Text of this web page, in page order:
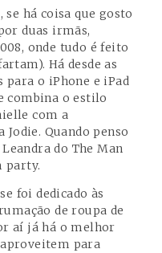
se há coisa que gosto
duas irmãs,
onde tudo é feito
Há desde as
para o iPhone e iPad
combina o estilo
com a
Quando penso
do The Man
party.
foi dedicado às
de roupa de
aí já há o melhor
para